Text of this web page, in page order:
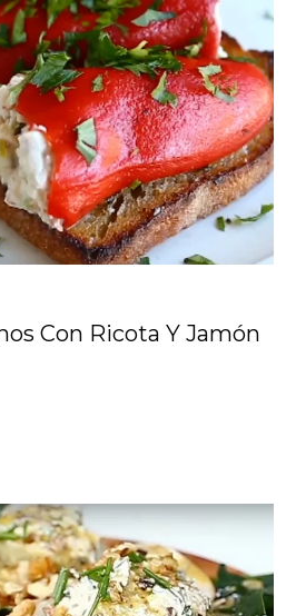
Con Ricota Y Jamón